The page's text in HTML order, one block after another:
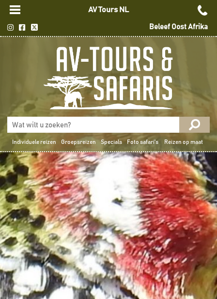
AV Tours NL
Beleef Oost Afrika
Individuele reizen Groepsreizen Specials Foto safari's Reizen op maat